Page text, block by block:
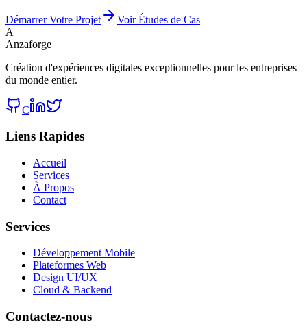
Démarrer Votre Projet
Voir Études de Cas
A
Anzaforge
Création d'expériences digitales exceptionnelles pour les entreprises
du monde entier.
C
Liens Rapides
Accueil
Services
À Propos
Contact
Services
Développement Mobile
Plateformes Web
Design UI/UX
Cloud & Backend
Contactez-nous